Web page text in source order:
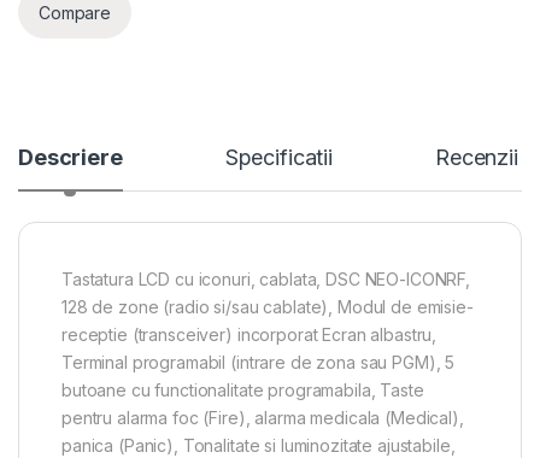
Compare
Descriere Specificatii Recenzii
Tastatura LCD cu iconuri, cablata, DSC NEO-ICONRF,
128 de zone (radio si/sau cablate), Modul de emisie-
receptie (transceiver) incorporat Ecran albastru,
Terminal programabil (intrare de zona sau PGM), 5
butoane cu functionalitate programabila, Taste
pentru alarma foc (Fire), alarma medicala (Medical),
panica (Panic), Tonalitate si luminozitate ajustabile,